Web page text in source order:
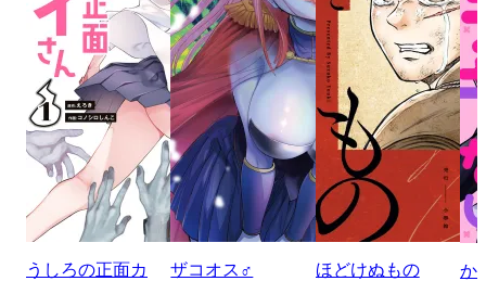
うしろの正面カ
ザコオス♂ ほどけぬもの
か